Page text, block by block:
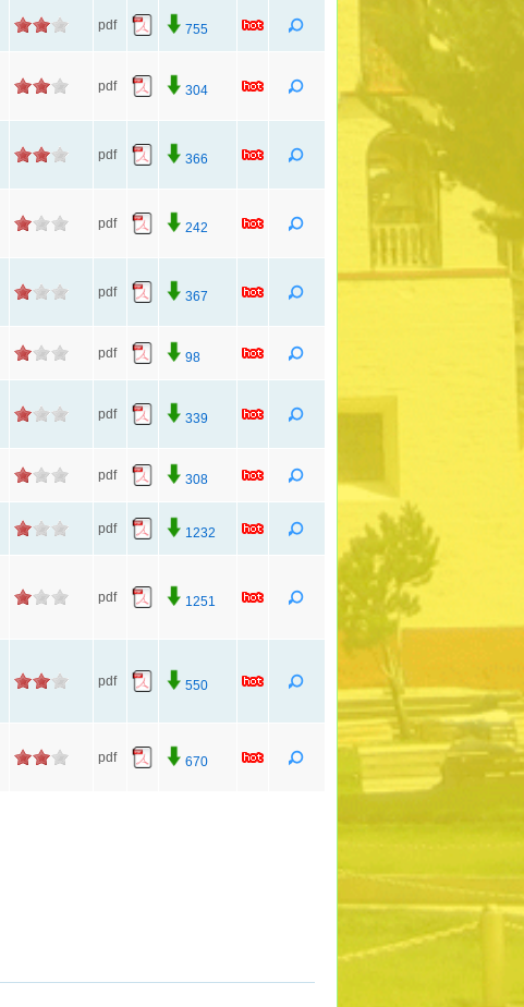
pdf 755
pdf 304
pdf 366
pdf 242
pdf 367
pdf 98
pdf 339
pdf 308
pdf 1232
pdf 1251
pdf 550
pdf 670